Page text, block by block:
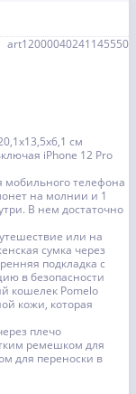
art12000040241145550
см
iPhone 12 Pro
мобильного телефона
на молнии и 1
В нем достаточно
или на
сумка через
подкладка с
в безопасности
кошелек Pomelo
кожи, которая
плечо
ремешком для
для переноски в